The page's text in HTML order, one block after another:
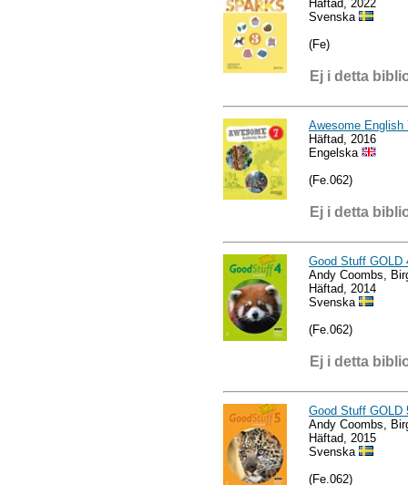
Häftad, 2022
Svenska
(Fe)
Ej i detta
Awesome
Häftad, 2016
Engelska
(Fe.062)
Ej i detta
Good Stuff GOLD
Andy Coombs,
Häftad, 2014
Svenska
(Fe.062)
Ej i detta
Good Stuff GOLD
Andy Coombs,
Häftad, 2015
Svenska
(Fe.062)